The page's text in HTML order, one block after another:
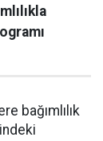
bağımlılık